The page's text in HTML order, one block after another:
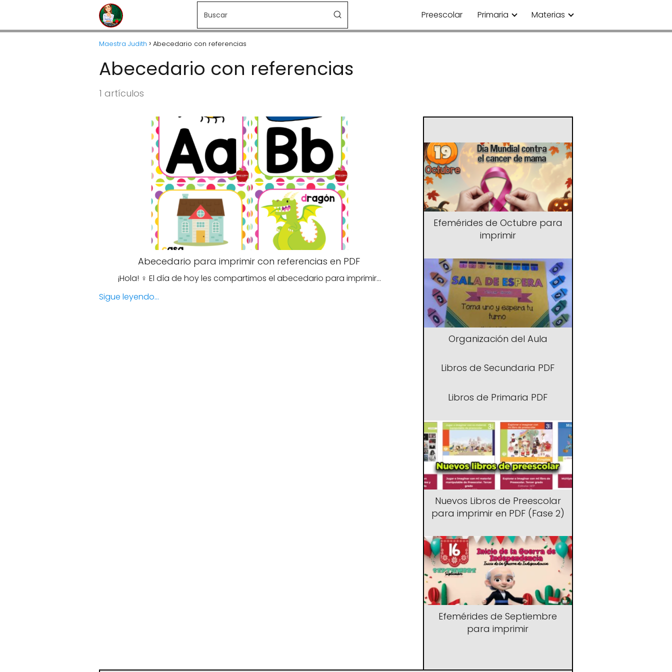
Preescolar Primaria Materias
Maestra Judith Abecedario con referencias
Abecedario con referencias
1 artículos
Abecedario para imprimir con referencias en PDF
¡Hola! ‍♀️ El día de hoy les compartimos el abecedario para imprimir…
Sigue leyendo...
Efemérides de Octubre para
imprimir
Organización del Aula
Libros de Secundaria PDF
Libros de Primaria PDF
Nuevos Libros de Preescolar
para imprimir en PDF (Fase 2)
Efemérides de Septiembre
para imprimir